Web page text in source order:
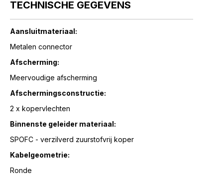
TECHNISCHE GEGEVENS
Aansluitmateriaal:
Metalen connector
Afscherming:
Meervoudige afscherming
Afschermingsconstructie:
2 x kopervlechten
Binnenste geleider materiaal:
SPOFC - verzilverd zuurstofvrij koper
Kabelgeometrie:
Ronde